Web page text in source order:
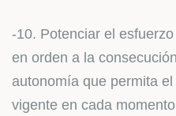
-10. Potenciar el
en orden a la
autonomía que permita
vigente en cada